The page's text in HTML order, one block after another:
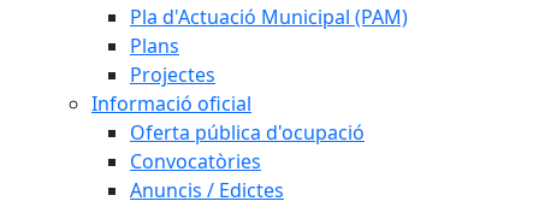
Pla d'Actuació Municipal (PAM)
Plans
Projectes
Informació oficial
Oferta pública d'ocupació
Convocatòries
Anuncis / Edictes